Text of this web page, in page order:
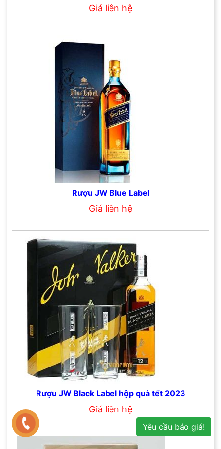
Giá liên hệ
Rượu JW Blue Label
Giá liên hệ
Rượu JW Black Label hộp quà tết 2023
Giá liên hệ
Yêu cầu báo giá!